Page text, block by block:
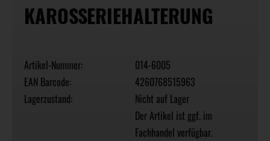
KAROSSERIEHALTERUNG
Artikel-Nummer:
014-6005
EAN Barcode:
4260768515963
Lagerzustand:
Nicht auf Lager
Der Artikel ist ggf. im
Fachhandel verfügbar.